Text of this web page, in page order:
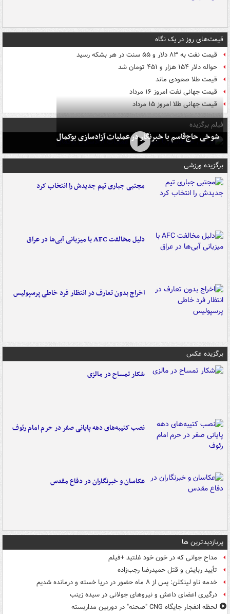
قیمت‌های روز در یک نگاه
قیمت نفت به ۸۳ دلار و ۵۵ سنت در هر بشکه رسید
حواله دلار ۱۵۴ هزار و ۴۵۱ تومان شد
قیمت طلا صعودی ماند
قیمت جهانی نفت امروز ۱۶ مرداد
قیمت جهانی طلا امروز ۱۵ مرداد
فیلم برگزیده
شوخی حاج‌قاسم با خبرنگار در عملیات آزادسازی بوکمال
برگزیده ورزشی
مجتبی جباری تیم جدیدش را انتخاب کرد
دلیل مخالفت AFC با میزبانی آبی‌ها در عراق
اخراج بدون تعارف در انتظار فرد خاطی پرسپولیس
برگزیده عکس
شکار تمساح در مالزی
نصب کتیبه‌های دهه پایانی صفر در حرم امام رئوف
عکاسان و خبرنگاران در دفاع مقدس
پربازدیدترین ها
مداح جوانی که در خون خود غلتید +فیلم
تأیید ربایش و قتل حمیدرضا رجب‌زاده
خدمه ناو لینکلن: پس از ۸ ماه حضور در دریا خسته و درمانده‌ شدیم
درگیری اعضای داعش و نیروهای جولانی در سیده زینب
لحظه انفجار جایگاه CNG "صحنه" در دوربین مداربسته